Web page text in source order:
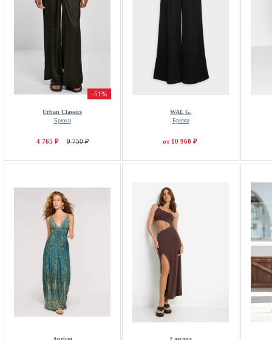
-51%
Urban Classics
Брюки
4 765 ₽ 9 750 ₽
WAL G.
Брюки
от 10 960 ₽